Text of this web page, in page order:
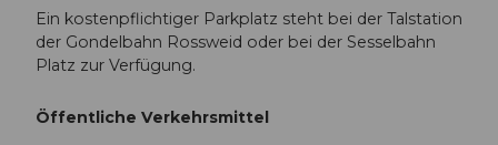
Ein kostenpflichtiger Parkplatz steht bei der Talstation
der Gondelbahn Rossweid oder bei der Sesselbahn
Platz zur Verfügung.
Öffentliche Verkehrsmittel